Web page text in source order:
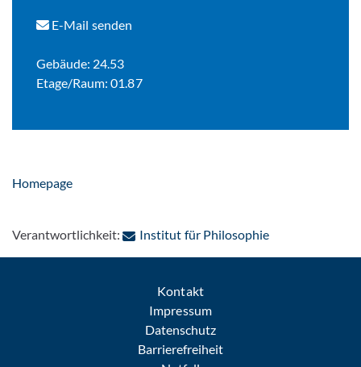
E-Mail senden
Gebäude: 24.53
Etage/Raum: 01.87
Homepage
Verantwortlichkeit: Institut für Philosophie: Per E-Mail
Kontakt
Impressum
Datenschutz
Barrierefreiheit